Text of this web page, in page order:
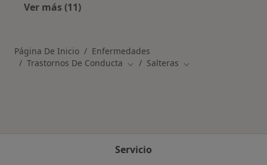
Ver más (11)
Página De Inicio
Enfermedades
Trastornos De Conducta Cambiar de ciudad
Salteras Cambiar de ciudad
Servicio